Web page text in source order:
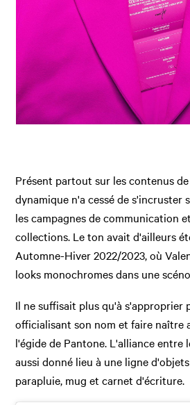
Présent partout sur les contenus
dynamique n'a cessé de s'incruster
les campagnes de communication
collections. Le ton avait d'ailleurs
Automne-Hiver 2022/2023, où
looks monochromes dans une
Il ne suffisait plus qu'à s'approprier
officialisant son nom et faire naître
l'égide de Pantone. L'alliance entre
aussi donné lieu à une ligne
parapluie, mug et carnet d'écriture.